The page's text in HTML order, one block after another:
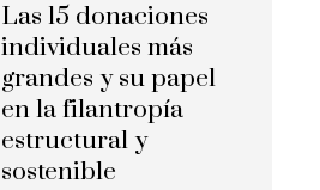
Las 15 donaciones
individuales más
grandes y su papel
en la filantropía
estructural y
sostenible